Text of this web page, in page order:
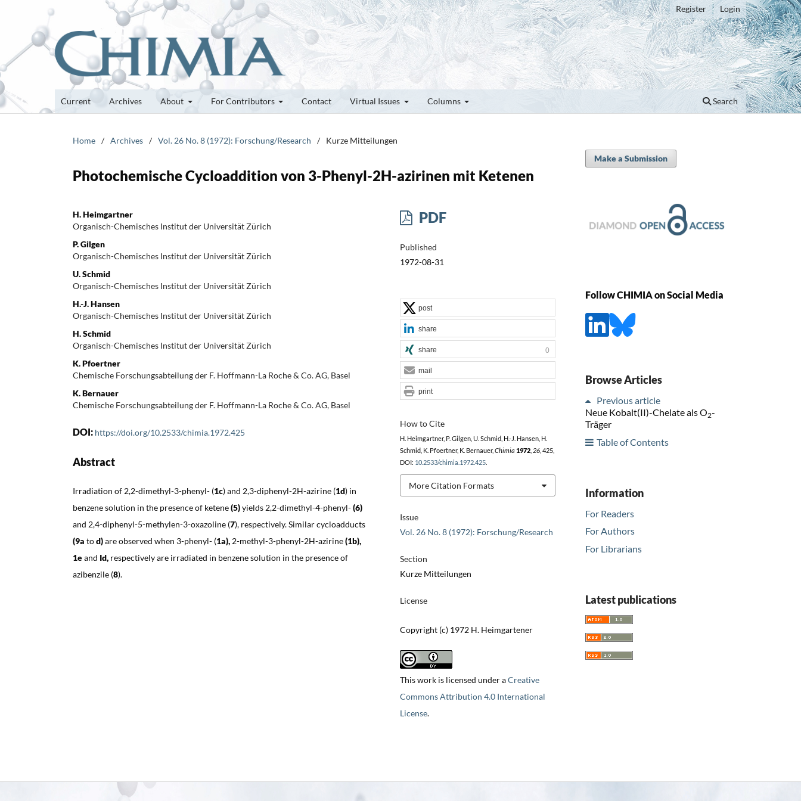
Current Archives About For Contributors Contact Virtual Issues Columns Search
Register Login
Home / Archives / Vol. 26 No. 8 (1972): Forschung/Research / Kurze Mitteilungen
Photochemische Cycloaddition von 3-Phenyl-2H-azirinen mit Ketenen
H. Heimgartner
Organisch-Chemisches Institut der Universität Zürich
P. Gilgen
Organisch-Chemisches Institut der Universität Zürich
U. Schmid
Organisch-Chemisches Institut der Universität Zürich
H.-J. Hansen
Organisch-Chemisches Institut der Universität Zürich
H. Schmid
Organisch-Chemisches Institut der Universität Zürich
K. Pfoertner
Chemische Forschungsabteilung der F. Hoffmann-La Roche & Co. AG, Basel
K. Bernauer
Chemische Forschungsabteilung der F. Hoffmann-La Roche & Co. AG, Basel
DOI: https://doi.org/10.2533/chimia.1972.425
Abstract
Irradiation of 2,2-dimethyl-3-phenyl- (1c) and 2,3-diphenyl-2H-azirine (1d) in
benzene solution in the presence of ketene(5)yields 2,2-dimethyl-4-phenyl-(6)
and 2,4-diphenyl-5-methylen-3-oxazoline (7), respectively. Similar cycloadducts
(9a tod)are observed when 3-phenyl- (1a), 2-methyl-3-phenyl-2H-azirine(1b),
1eand Id, respectively are irradiated in benzene solution in the presence of
azibenzile (8).
PDF
Published
1972-08-31
Issue
Vol. 26 No. 8 (1972): Forschung/Research
Section
Kurze Mitteilungen
License
Copyright (c) 1972 H. Heimgartener
This work is licensed under aCreative
Commons Attribution 4.0 International
License.
How to Cite
H. Heimgartner, P. Gilgen, U. Schmid, H.-J. Hansen, H.
Schmid, K. Pfoertner, K. Bernauer, Chimia 1972, 26, 425,
DOI: 10.2533/chimia.1972.425.
More Citation Formats
post
share
share 0
mail
print
Make a Submission
Follow CHIMIA on Social Media
Browse Articles
Previous article
Neue Kobalt(II)-Chelate als O2-
Träger
Table of Contents
Information
For Readers
For Authors
For Librarians
Latest publications